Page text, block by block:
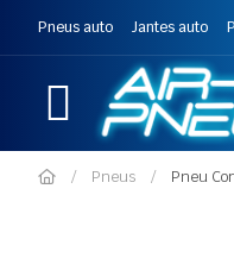
Pneus auto Jantes auto
Pneus Pneu